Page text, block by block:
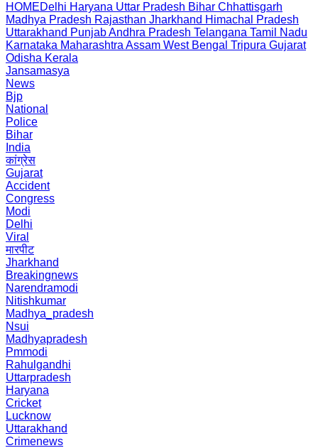
HOMEDelhi Haryana Uttar Pradesh Bihar Chhattisgarh
Madhya Pradesh Rajasthan Jharkhand Himachal Pradesh
Uttarakhand PunjabAndhra Pradesh Telangana Tamil Nadu
Karnataka Maharashtra Assam West Bengal Tripura Gujarat
Odisha Kerala
Jansamasya
News
Bjp
National
Police
Bihar
India
कांग्रेस
Gujarat
Accident
Congress
Modi
Delhi
Viral
मारपीट
Jharkhand
Breakingnews
Narendramodi
Nitishkumar
Madhya_pradesh
Nsui
Madhyapradesh
Pmmodi
Rahulgandhi
Uttarpradesh
Haryana
Cricket
Lucknow
Uttarakhand
Crimenews